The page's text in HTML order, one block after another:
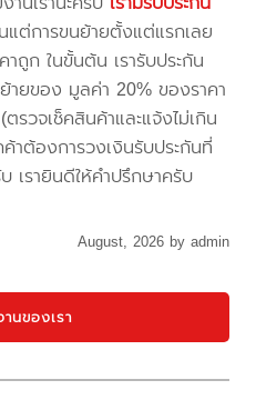
แต่การขนย้ายตั้งแต่แรกเลย
าถูก ในขั้นต้น เรารับประกัน
ายของ มูลค่า 20% ของราคา
รวจเช็คสินค้าและแจ้งไม่เกิน
ต้องการวงเงินรับประกันที่
เรายินดีให้คำปรึกษาครับ
August, 2026 by admin
นของเรา